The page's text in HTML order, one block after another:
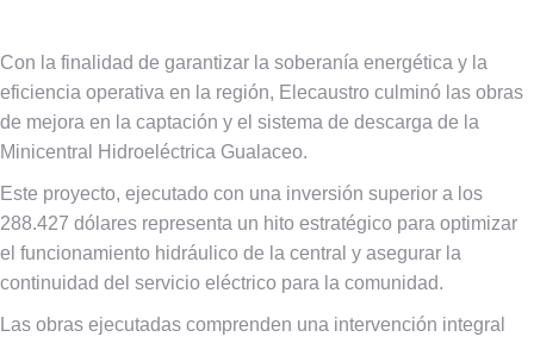
Con la finalidad de garantizar la soberanía energética y la
eficiencia operativa en la región, Elecaustro culminó las obras
de mejora en la captación y el sistema de descarga de la
Minicentral Hidroeléctrica Gualaceo.
Este proyecto, ejecutado con una inversión superior a los
288.427 dólares representa un hito estratégico para optimizar
el funcionamiento hidráulico de la central y asegurar la
continuidad del servicio eléctrico para la comunidad.
Las obras ejecutadas comprenden una intervención integral